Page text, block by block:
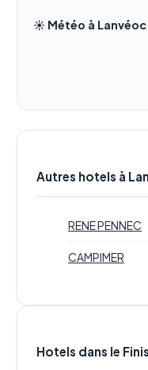
☀️ Météo à
Autres hotels à
RENE PENNEC
CAMPIMER
Hotels dans le